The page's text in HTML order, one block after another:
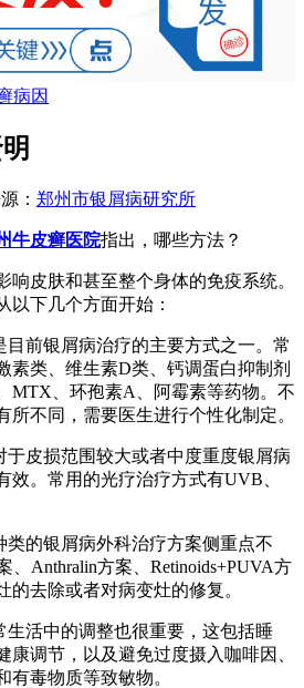
病因
： 郑州市银屑病研究所
牛皮癣医院指出，哪些方法？
响皮肤和甚至整个身体的免疫系统。
以下几个方面开始：
目前银屑病治疗的主要方式之一。常
素类、维生素D类、钙调蛋白抑制剂
MTX、环孢素A、阿霉素等药物。不
所不同，需要医生进行个性化制定。
于皮损范围较大或者中度重度银屑病
效。常用的光疗治疗方式有UVB、
类的银屑病外科治疗方案侧重点不
、Anthralin方案、Retinoids+PUVA方
的去除或者对病变灶的修复。
生活中的调整也很重要，这包括睡
康调节，以及避免过度摄入咖啡因、
有毒物质等致敏物。